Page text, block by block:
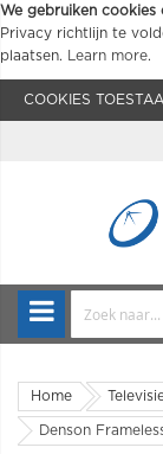
We gebruiken cookies
Privacy richtlijn te
plaatsen.
Learn more.
COOKIES
Home
Denson